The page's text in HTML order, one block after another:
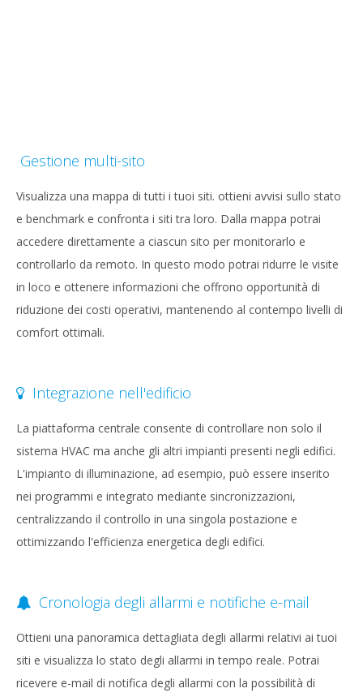
Gestione multi-sito
Visualizza una mappa di tutti i tuoi siti. ottieni avvisi sullo stato
e benchmark e confronta i siti tra loro. Dalla mappa potrai
accedere direttamente a ciascun sito per monitorarlo e
controllarlo da remoto. In questo modo potrai ridurre le visite
in loco e ottenere informazioni che offrono opportunità di
riduzione dei costi operativi, mantenendo al contempo livelli di
comfort ottimali.
Integrazione nell'edificio
La piattaforma centrale consente di controllare non solo il
sistema HVAC ma anche gli altri impianti presenti negli edifici.
L'impianto di illuminazione, ad esempio, può essere inserito
nei programmi e integrato mediante sincronizzazioni,
centralizzando il controllo in una singola postazione e
ottimizzando l'efficienza energetica degli edifici.
Cronologia degli allarmi e notifiche e-mail
Ottieni una panoramica dettagliata degli allarmi relativi ai tuoi
siti e visualizza lo stato degli allarmi in tempo reale. Potrai
ricevere e-mail di notifica degli allarmi con la possibilità di